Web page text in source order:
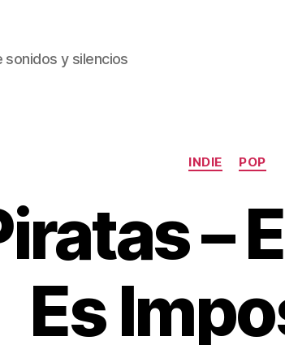
sonidos y silencios
INDIE POP
–
Es